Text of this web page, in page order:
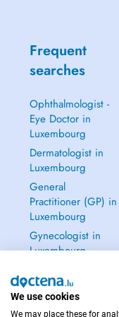
Frequent
searches
Ophthalmologist -
Eye Doctor in
Luxembourg
Dermatologist in
Luxembourg
General
Practitioner (GP) in
Luxembourg
Gynecologist in
Luxembourg
We use cookies
We may place these for